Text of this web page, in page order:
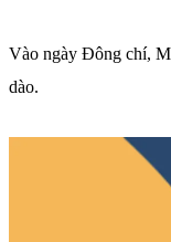
Vào ngày Đông chí,
dào.